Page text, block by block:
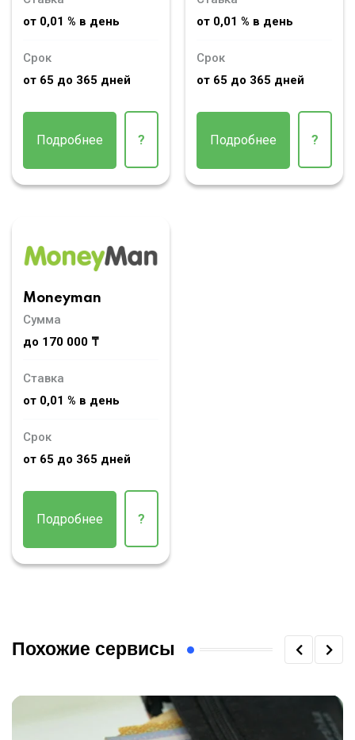
от 0,01 % в день
Срок
от 65 до 365 дней
Подробнее ?
от 0,01 % в день
Срок
от 65 до 365 дней
Подробнее ?
Moneyman
Сумма
до 170 000 ₸
Ставка
от 0,01 % в день
Срок
от 65 до 365 дней
Подробнее ?
Похожие сервисы